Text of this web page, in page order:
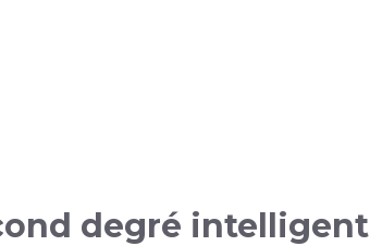
degré intelligent